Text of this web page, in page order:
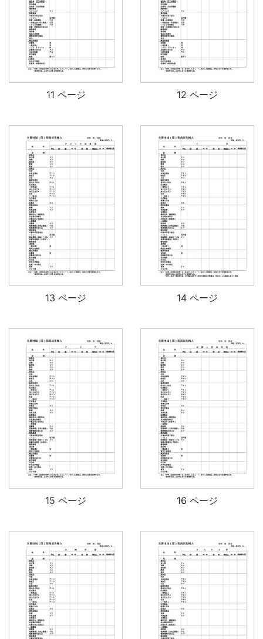
11 ページ 12 ページ
13 ページ 14 ページ
15 ページ 16 ページ